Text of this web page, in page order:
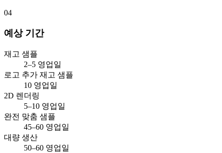
04
예상 기간
재고 샘플
2–5 영업일
로고 추가 재고 샘플
10 영업일
2D 렌더링
5–10 영업일
완전 맞춤 샘플
45–60 영업일
대량 생산
50–60 영업일